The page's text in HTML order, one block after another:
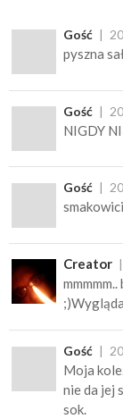
Gość
pyszna
Gość
NIGDY
Gość
Creator
Gość
Moja
nie da jej
sok.